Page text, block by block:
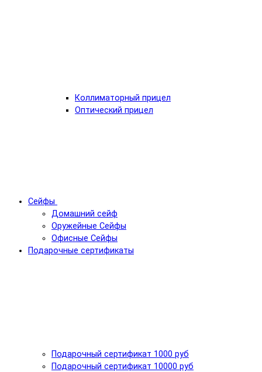
Коллиматорный прицел
Оптический прицел
Сейфы
Домашний сейф
Оружейные Сейфы
Офисные Сейфы
Подарочные сертификаты
Подарочный сертификат 1000 руб
Подарочный сертификат 10000 руб